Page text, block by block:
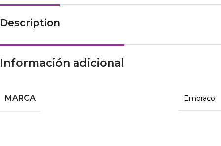
Description
Información adicional
MARCA Embraco